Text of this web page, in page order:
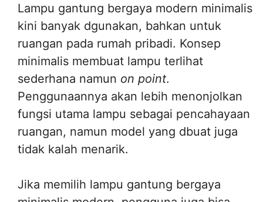
Lampu gantung bergaya modern minimalis
kini banyak dgunakan, bahkan untuk
ruangan pada rumah pribadi. Konsep
minimalis membuat lampu terlihat
sederhana namun on point.
Penggunaannya akan lebih menonjolkan
fungsi utama lampu sebagai pencahayaan
ruangan, namun model yang dbuat juga
tidak kalah menarik.
Jika memilih lampu gantung bergaya